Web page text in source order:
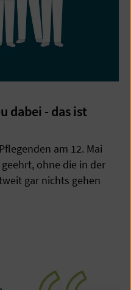
dabei - das ist
am 12. Mai
ohne die in der
gar nichts gehen